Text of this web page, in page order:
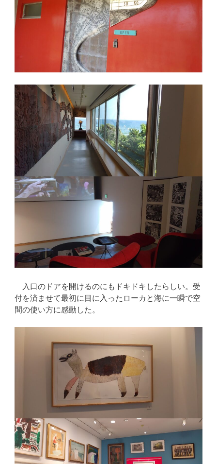
入口のドアを開けるのにもドキドキしたらしい。受
付を済ませて最初に目に入ったローカと海に一瞬で空
間の使い方に感動した。